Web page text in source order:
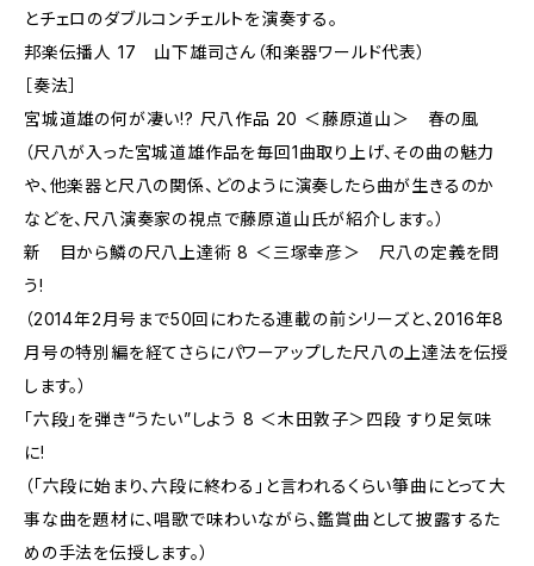
とチェロのダブルコンチェルトを演奏する。
邦楽伝播人 17 山下雄司さん（和楽器ワールド代表）
［奏法］
宮城道雄の何が凄い!? 尺八作品 20 ＜藤原道山＞ 春の風
（尺八が入った宮城道雄作品を毎回1曲取り上げ、その曲の魅力
や、他楽器と尺八の関係、どのように演奏したら曲が生きるのか
などを、尺八演奏家の視点で藤原道山氏が紹介します。）
新 目から鱗の尺八上達術 8 ＜三塚幸彦＞ 尺八の定義を問
う!
（2014年2月号まで50回にわたる連載の前シリーズと、2016年8
月号の特別編を経てさらにパワーアップした尺八の上達法を伝授
します。）
「六段」を弾き“うたい”しよう 8 ＜木田敦子＞四段 すり足気味
に!
（「六段に始まり、六段に終わる」と言われるくらい箏曲にとって大
事な曲を題材に、唱歌で味わいながら、鑑賞曲として披露するた
めの手法を伝授します。）